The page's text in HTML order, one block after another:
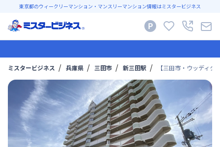
東京都のウィークリーマンション・マンスリーマンション情報はミスタービジネス
ミスタービジネス 兵庫県 三田市 新三田駅 【三田市・ウッディ